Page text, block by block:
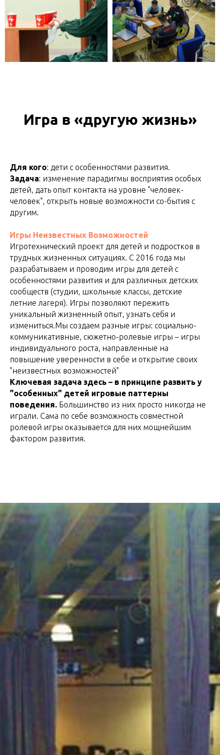
Игра в «другую жизнь»
Для кого: дети с особенностями развития.
Задача: изменение парадигмы восприятия особых
детей, дать опыт контакта на уровне "человек-
человек", открыть новые возможности со-бытия с
другим.
Игры Неизвестных Возможностей
Игротехнический проект для детей и подростков в
трудных жизненных ситуациях. С 2016 года мы
разрабатываем и проводим игры для детей с
особенностями развития и для различных детских
сообществ (студии, школьные классы, детские
летние лагеря). Игры позволяют пережить
уникальный жизненный опыт, узнать себя и
измениться.Мы создаем разные игры: социально-
коммуникативные, сюжетно-ролевые игры – игры
индивидуального роста, направленные на
повышение уверенности в себе и открытие своих
"неизвестных возможностей"
Ключевая задача здесь – в принципе развить у
"особенных" детей игровые паттерны
поведения. Большинство из них просто никогда не
играли. Сама по себе возможность совместной
ролевой игры оказывается для них мощнейшим
фактором развития.